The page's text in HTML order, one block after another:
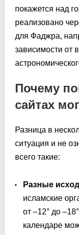
покажется над
реализовано
для Фаджра,
зависимости от
Почему
сайтах
Разница в
ситуация и не
всего такие:
Разные
исламские
от –12° до
календаре